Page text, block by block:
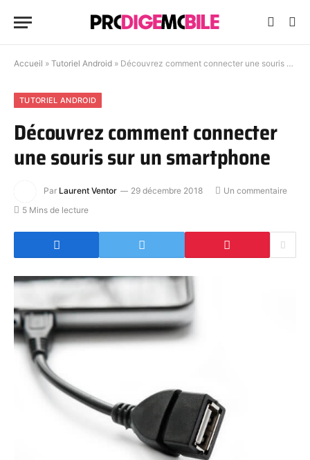
Accueil » Tutoriel Android » Découvrez comment connecter une souris sur un smartphone
TUTORIEL ANDROID
Découvrez comment connecter
une souris sur un smartphone
Par Laurent Ventor 29 décembre 2018
Un commentaire
5 Mins de lecture